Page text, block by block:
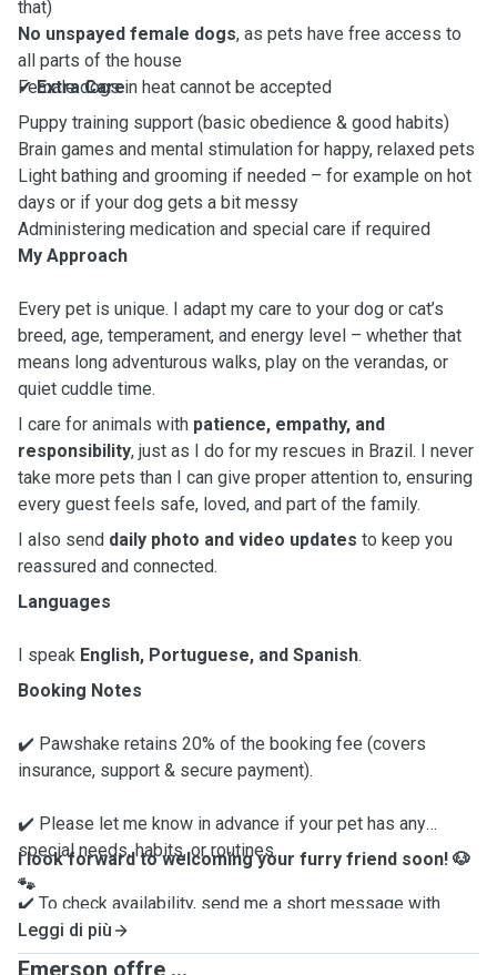
that)
No unspayed female dogs, as pets have free access to
all parts of the house
Female dogs in heat cannot be accepted
✔Extra Care
Puppy training support (basic obedience & good habits)
Brain games and mental stimulation for happy, relaxed pets
Light bathing and grooming if needed – for example on hot
days or if your dog gets a bit messy
Administering medication and special care if required
My Approach
Every pet is unique. I adapt my care to your dog or cat’s
breed, age, temperament, and energy level – whether that
means long adventurous walks, play on the verandas, or
quiet cuddle time.
I care for animals with patience, empathy, and
responsibility, just as I do for my rescues in Brazil. I never
take more pets than I can give proper attention to, ensuring
every guest feels safe, loved, and part of the family.
I also send daily photo and video updates to keep you
reassured and connected.
Languages
I speak English, Portuguese, and Spanish.
Booking Notes
✔️ Pawshake retains 20% of the booking fee (covers
insurance, support & secure payment).
✔️ Please let me know in advance if your pet has any
special needs, habits, or routines.
✔️ To check availability, send me a short message with
details about your pet and your request.
I look forward to welcoming your furry friend soon! 🐶
🐾
Leggi di più
Emerson offre ...